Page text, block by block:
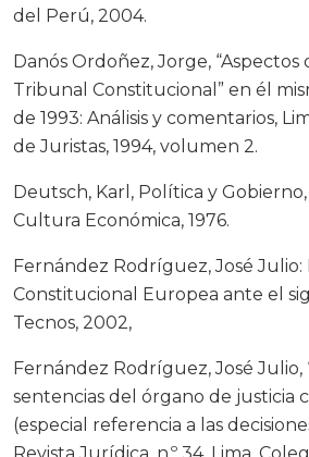
del Perú, 2004.
Danós Ordoñez, Jorge, “Aspectos
Tribunal Constitucional” en él
de 1993: Análisis y comentarios,
de Juristas, 1994, volumen 2.
Deutsch, Karl, Política y
Cultura Económica, 1976.
Fernández Rodríguez, José Julio:
Constitucional Europea ante el
Tecnos, 2002,
Fernández Rodríguez, José Julio,
sentencias del órgano de justicia
(especial referencia a las